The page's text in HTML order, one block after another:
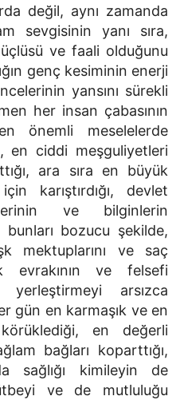
değil, aynı zamanda
sevgisinin yanı sıra,
ve faali olduğunu
genç kesiminin enerji
yansını sürekli
her insan çabasının
önemli meselelerde
en ciddi meşguliyetleri
ara sıra en büyük
karıştırdığı, devlet
ve bilginlerin
bunları bozucu şekilde,
mektuplarını ve saç
evrakının ve felsefi
yerleştirmeyi arsızca
gün en karmaşık ve en
en değerli
bağları koparttığı,
sağlığı kimileyin de
ve de mutluluğu